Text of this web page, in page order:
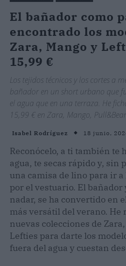
El bañador como
encontrado los
Zara, Mango y
15,99 €
Los tejidos técnicos y los cortes a
bañador en un short urbano que
el agua que en una terraza. He
15,99 € en Zara, Mango,
Isabel Rodríguez 18 junio,
Reconócelo, a ti también te
agua, te secas rápido y, sin
una camisa de lino para ir
por el vestuario. El bañador
nadar, se ha convertido en
más versátil del verano. He
nuevas colecciones de
Lefties para darte los
fuera del agua y cuestan